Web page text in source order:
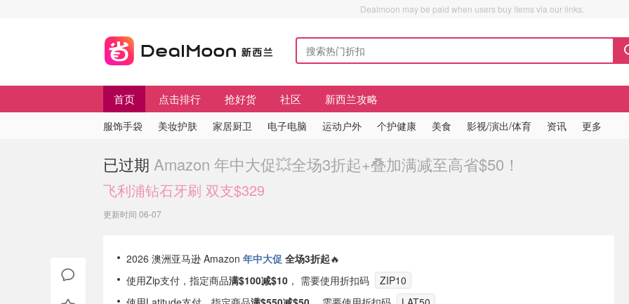
Dealmoon may be paid when users buy items via our links.
首页 点击排行 抢好货 社区 新西兰攻略
服饰手袋 美妆护肤 家居厨卫 电子电脑 运动户外 个护健康 美食 影视/演出/体育 资讯 更多
已过期 Amazon 年中大促💥全场3折起+叠加满减至高省$50！
飞利浦钻石牙刷 双支$329
更新时间 06-07
2026 澳洲亚马逊 Amazon 年中大促 全场3折起🔥
使用Zip支付，指定商品满$100减$10 ， 需要使用折扣码
ZIP10